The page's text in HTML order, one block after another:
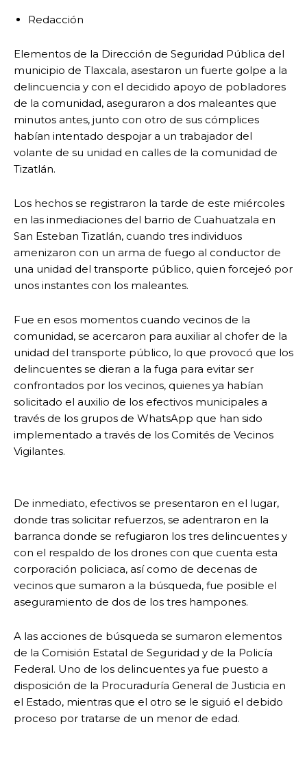
Redacción
Elementos de la Dirección de Seguridad Pública del
municipio de Tlaxcala, asestaron un fuerte golpe a la
delincuencia y con el decidido apoyo de pobladores
de la comunidad, aseguraron a dos maleantes que
minutos antes, junto con otro de sus cómplices
habían intentado despojar a un trabajador del
volante de su unidad en calles de la comunidad de
Tizatlán.
Los hechos se registraron la tarde de este miércoles
en las inmediaciones del barrio de Cuahuatzala en
San Esteban Tizatlán, cuando tres individuos
amenizaron con un arma de fuego al conductor de
una unidad del transporte público, quien forcejeó por
unos instantes con los maleantes.
Fue en esos momentos cuando vecinos de la
comunidad, se acercaron para auxiliar al chofer de la
unidad del transporte público, lo que provocó que los
delincuentes se dieran a la fuga para evitar ser
confrontados por los vecinos, quienes ya habían
solicitado el auxilio de los efectivos municipales a
través de los grupos de WhatsApp que han sido
implementado a través de los Comités de Vecinos
Vigilantes.
De inmediato, efectivos se presentaron en el lugar,
donde tras solicitar refuerzos, se adentraron en la
barranca donde se refugiaron los tres delincuentes y
con el respaldo de los drones con que cuenta esta
corporación policiaca, así como de decenas de
vecinos que sumaron a la búsqueda, fue posible el
aseguramiento de dos de los tres hampones.
A las acciones de búsqueda se sumaron elementos
de la Comisión Estatal de Seguridad y de la Policía
Federal. Uno de los delincuentes ya fue puesto a
disposición de la Procuraduría General de Justicia en
el Estado, mientras que el otro se le siguió el debido
proceso por tratarse de un menor de edad.